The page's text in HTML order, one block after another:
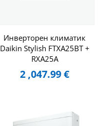
Инверторен климатик
Daikin Stylish FTXA25BT +
RXA25A
2 ,047.99€